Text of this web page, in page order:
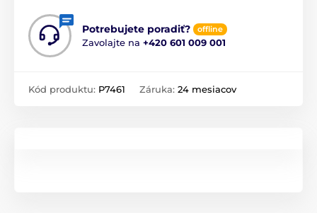
Potrebujete poradiť? offline
Zavolajte na +420 601 009 001
Kód produktu: P7461 Záruka: 24 mesiacov